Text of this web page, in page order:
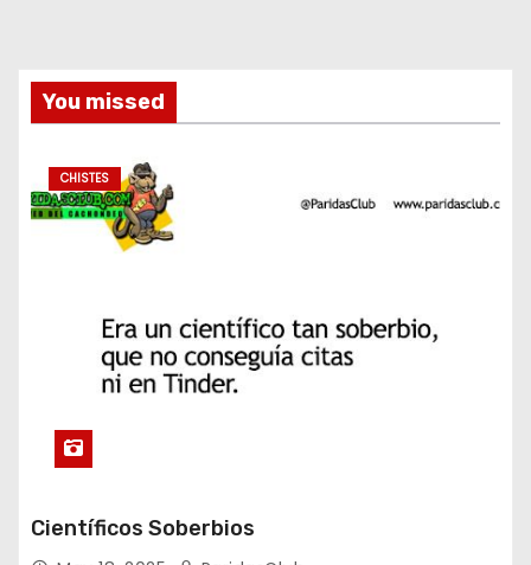
You missed
CHISTES
Científicos Soberbios